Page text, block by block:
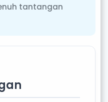
tantangan